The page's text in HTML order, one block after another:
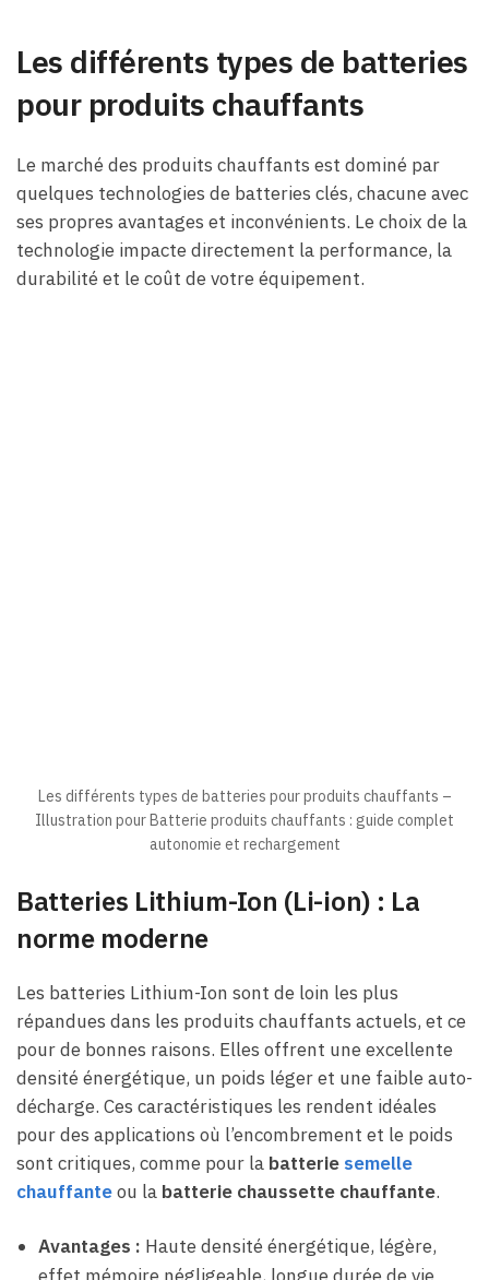
Les différents types de batteries
pour produits chauffants
Le marché des produits chauffants est dominé par
quelques technologies de batteries clés, chacune avec
ses propres avantages et inconvénients. Le choix de la
technologie impacte directement la performance, la
durabilité et le coût de votre équipement.
Les différents types de batteries pour produits chauffants –
Illustration pour Batterie produits chauffants : guide complet
autonomie et rechargement
Batteries Lithium-Ion (Li-ion) : La
norme moderne
Les batteries Lithium-Ion sont de loin les plus
répandues dans les produits chauffants actuels, et ce
pour de bonnes raisons. Elles offrent une excellente
densité énergétique, un poids léger et une faible auto-
décharge. Ces caractéristiques les rendent idéales
pour des applications où l’encombrement et le poids
sont critiques, comme pour la batterie semelle
chauffanteou la batterie chaussette chauffante.
Avantages : Haute densité énergétique, légère,